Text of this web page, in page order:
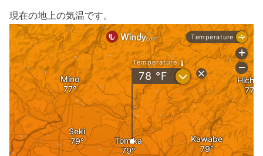
現在の地上の気温です。